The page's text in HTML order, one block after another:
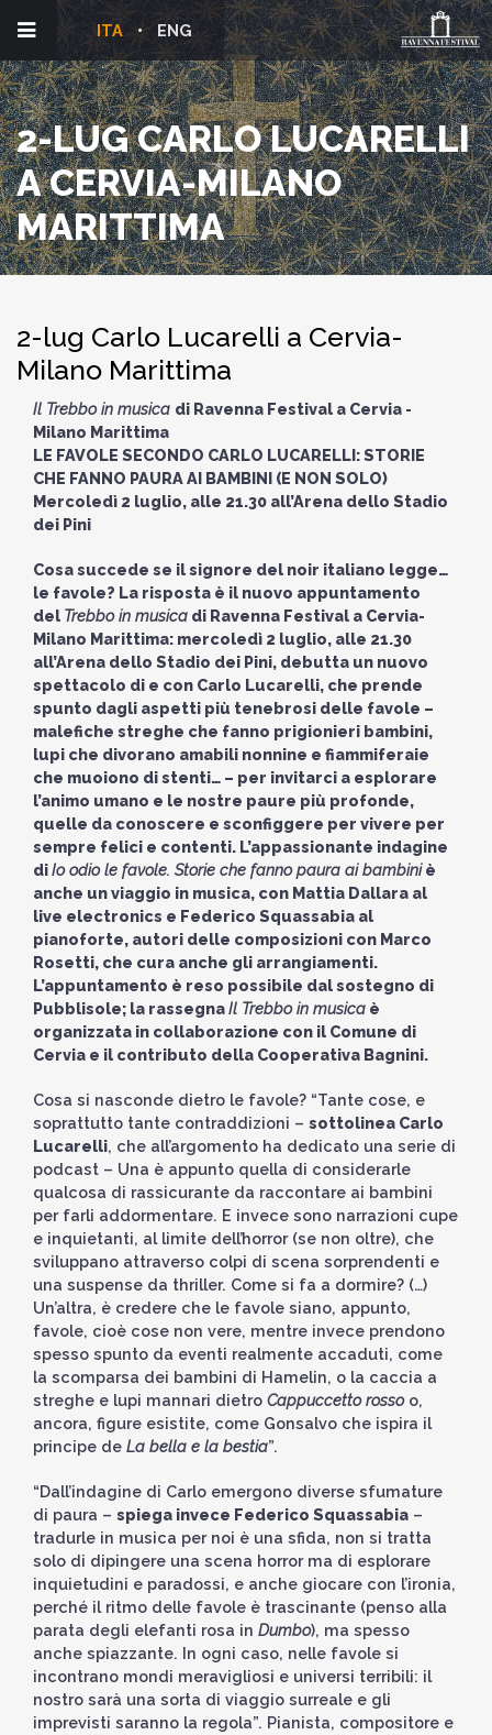
ENG
ITA
2-LUG CARLO LUCARELLI
A CERVIA-MILANO
MARITTIMA
2-lug Carlo Lucarelli a Cervia-
Milano Marittima
Il Trebbo in musica di Ravenna Festival a Cervia -
Milano Marittima
LE FAVOLE SECONDO CARLO LUCARELLI: STORIE
CHE FANNO PAURA AI BAMBINI (E NON SOLO)
Mercoledì 2 luglio, alle 21.30 all’Arena dello Stadio
dei Pini
Cosa succede se il signore del noir italiano legge…
le favole? La risposta è il nuovo appuntamento
del Trebbo in musica di Ravenna Festival a Cervia-
Milano Marittima: mercoledì 2 luglio, alle 21.30
all’Arena dello Stadio dei Pini, debutta un nuovo
spettacolo di e con Carlo Lucarelli, che prende
spunto dagli aspetti più tenebrosi delle favole –
malefiche streghe che fanno prigionieri bambini,
lupi che divorano amabili nonnine e fiammiferaie
che muoiono di stenti… – per invitarci a esplorare
l’animo umano e le nostre paure più profonde,
quelle da conoscere e sconfiggere per vivere per
sempre felici e contenti. L’appassionante indagine
diIo odio le favole. Storie che fanno paura ai bambiniè
anche un viaggio in musica, con Mattia Dallara al
live electronics e Federico Squassabia al
pianoforte, autori delle composizioni con Marco
Rosetti, che cura anche gli arrangiamenti.
L’appuntamento è reso possibile dal sostegno di
Pubblisole; la rassegnaIl Trebbo in musica è
organizzata in collaborazione con il Comune di
Cervia e il contributo della Cooperativa Bagnini.
Cosa si nasconde dietro le favole? “Tante cose, e
soprattutto tante contraddizioni – sottolinea Carlo
Lucarelli, che all’argomento ha dedicato una serie di
podcast – Una è appunto quella di considerarle
qualcosa di rassicurante da raccontare ai bambini
per farli addormentare. E invece sono narrazioni cupe
e inquietanti, al limite dell’horror (se non oltre), che
sviluppano attraverso colpi di scena sorprendenti e
una suspense da thriller. Come si fa a dormire? (…)
Un’altra, è credere che le favole siano, appunto,
favole, cioè cose non vere, mentre invece prendono
spesso spunto da eventi realmente accaduti, come
la scomparsa dei bambini di Hamelin, o la caccia a
streghe e lupi mannari dietro Cappuccetto rossoo,
ancora, figure esistite, come Gonsalvo che ispira il
principe de La bella e la bestia”.
“Dall’indagine di Carlo emergono diverse sfumature
di paura – spiega invece Federico Squassabia –
tradurle in musica per noi è una sfida, non si tratta
solo di dipingere una scena horror ma di esplorare
inquietudini e paradossi, e anche giocare con l’ironia,
perché il ritmo delle favole è trascinante (penso alla
parata degli elefanti rosa in Dumbo), ma spesso
anche spiazzante. In ogni caso, nelle favole si
incontrano mondi meravigliosi e universi terribili: il
nostro sarà una sorta di viaggio surreale e gli
imprevisti saranno la regola”. Pianista, compositore e